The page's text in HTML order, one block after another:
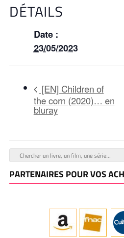
DÉTAILS
Date :
23/05/2023
[EN] Children of
the corn (2020)… en
bluray
PARTENAIRES POUR VOS